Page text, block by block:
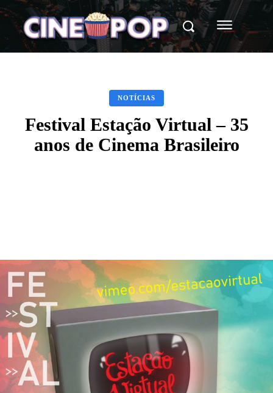
NOTÍCIAS
Festival Estação Virtual – 35
anos de Cinema Brasileiro